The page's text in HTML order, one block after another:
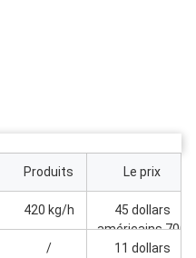
Produits Le prix
420 kg/h
45 dollars
américains,700
/
11 dollars